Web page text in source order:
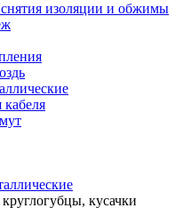
изоляции и обжимы
кабеля